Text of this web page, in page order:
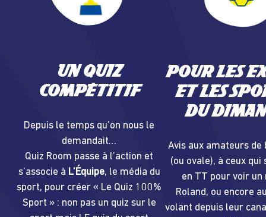
Un quiz
compétitif
Depuis le temps qu’on nous le
demandait…
Quiz Room passe à l’action et
s’associe à L’Équipe, le média du
sport, pour créer « Le Quiz 100%
Sport » : non pas un quiz sur le
Pour les
et les
du
Avis aux amateurs de
(ou ovale), à ceux
en TT pour voir un
Roland, ou encore
volant depuis leur